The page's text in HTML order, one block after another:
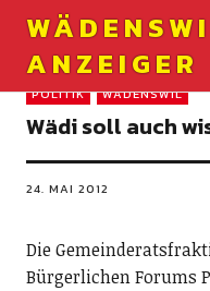
ANZEIGER
POLITIK WÄDENSWIL
Wädi soll auch
24. MAI 2012
Die
Bürgerlichen Forums